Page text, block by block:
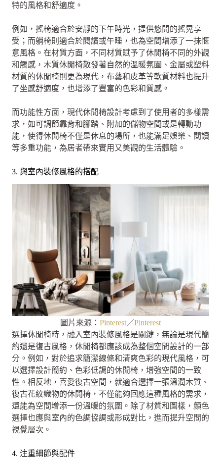
特的風格和舒適度。
例如，搖椅適合於安靜的下午時光，提供悠閒的搖晃享
受；而躺椅則適合於閱讀或午睡，也為空間增添了一抹愜
意風格。在材質方面，不同材質賦予了休閒椅不同的外觀
和觸感，木質休閒椅散發著自然的溫暖氛圍、金屬或塑料
材質的休閒椅則更為現代，布藝和皮革等軟質材料也提升
了坐感舒適度，也增添了豐富的色彩和質感。
而功能性方面，現代休閒椅設計考慮到了使用者的多樣需
求，如可調節靠背和腳踏、附加的儲物空間或是轉動功
能，使得休閒椅不僅是休息的場所，也能滿足娛樂、閱讀
等多重功能，為居者帶來實用又美觀的生活體驗。
3. 與室內裝修風格的搭配
圖片來源： Pinterest／Pinterest
選擇休閒椅時，融入室內裝修風格是關鍵，無論是現代簡
約還是復古風格，休閒椅都應該成為整個空間設計的一部
分。例如，對於追求簡潔線條和清爽色彩的現代風格，可
以選擇設計簡約、色彩低調的休閒椅，增強空間的一致
性。相反地，喜愛復古空間，就適合選擇一張溫潤木質、
復古花紋織物的休閒椅，不僅能夠回應這種風格的需求，
還能為空間增添一份溫暖的氛圍。除了材質和圖樣，顏色
選擇也應與室內的色調協調或形成對比，進而提升空間的
視覺層次。
4. 注重細節與配件